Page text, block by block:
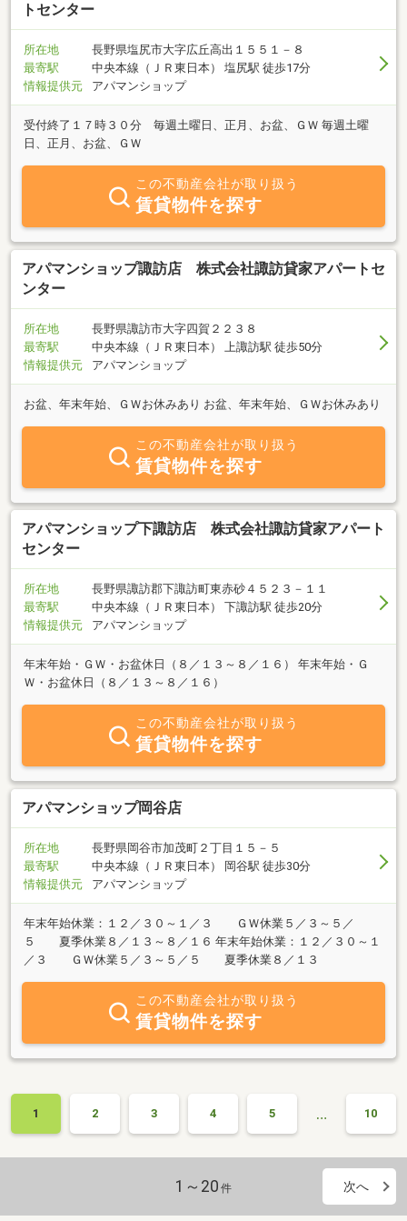
トセンター
所在地
長野県塩尻市大字広丘高出１５５１－８
最寄駅
中央本線（ＪＲ東日本） 塩尻駅 徒歩17分
情報提供元
アパマンショップ
受付終了１７時３０分 毎週土曜日、正月、お盆、ＧＷ 毎週土曜
日、正月、お盆、ＧＷ
この不動産会社が取り扱う
賃貸物件を探す
アパマンショップ諏訪店 株式会社諏訪貸家アパートセ
ンター
所在地
長野県諏訪市大字四賀２２３８
最寄駅
中央本線（ＪＲ東日本） 上諏訪駅 徒歩50分
情報提供元
アパマンショップ
お盆、年末年始、ＧＷお休みあり お盆、年末年始、ＧＷお休みあり
この不動産会社が取り扱う
賃貸物件を探す
アパマンショップ下諏訪店 株式会社諏訪貸家アパート
センター
所在地
長野県諏訪郡下諏訪町東赤砂４５２３－１１
最寄駅
中央本線（ＪＲ東日本） 下諏訪駅 徒歩20分
情報提供元
アパマンショップ
年末年始・ＧＷ・お盆休日（８／１３～８／１６） 年末年始・Ｇ
Ｗ・お盆休日（８／１３～８／１６）
この不動産会社が取り扱う
賃貸物件を探す
アパマンショップ岡谷店
所在地
長野県岡谷市加茂町２丁目１５－５
最寄駅
中央本線（ＪＲ東日本） 岡谷駅 徒歩30分
情報提供元
アパマンショップ
年末年始休業：１２／３０～１／３ ＧＷ休業５／３～５／
５ 夏季休業８／１３～８／１６ 年末年始休業：１２／３０～１
／３ ＧＷ休業５／３～５／５ 夏季休業８／１３
この不動産会社が取り扱う
賃貸物件を探す
1 2 3 4 5 … 10
1～20 件 次へ